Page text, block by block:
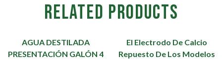
RELATED PRODUCTS
AGUA DESTILADA
PRESENTACIÓN GALÓN 4
El Electrodo De Calcio
Repuesto De Los Modelos